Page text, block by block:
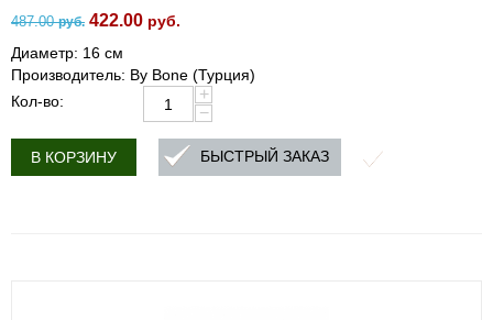
487.00 руб. 422.00 руб.
Диаметр: 16 см
Производитель: By Bone (Турция)
Кол-во:
+
−
В КОРЗИНУ БЫСТРЫЙ ЗАКАЗ